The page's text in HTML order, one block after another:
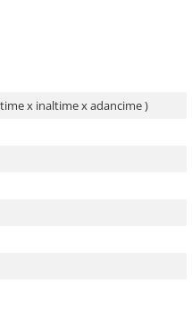
neincluse în pachetul
către producător fără
x inaltime x adancime )